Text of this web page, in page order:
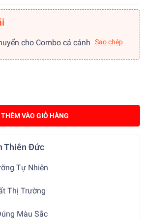
cho Combo cá cảnh Sao chép
THÊM VÀO GIỎ HÀNG
Thiên Đức
Tự Nhiên
Thị Trường
Màu Sắc